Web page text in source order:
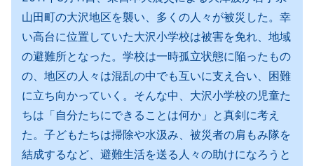
山田町の大沢地区を襲い、多くの人々が被災した。幸
い高台に位置していた大沢小学校は被害を免れ、地域
の避難所となった。学校は一時孤立状態に陥ったもの
の、地区の人々は混乱の中でも互いに支え合い、困難
に立ち向かっていく。そんな中、大沢小学校の児童た
ちは「自分たちにできることは何か」と真剣に考え
た。子どもたちは掃除や水汲み、被災者の肩もみ隊を
結成するなど、避難生活を送る人々の助けになろうと